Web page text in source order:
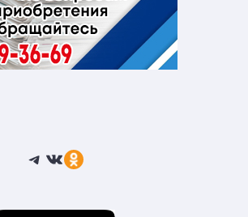
Telegram
ВКонтакте
Ссылка